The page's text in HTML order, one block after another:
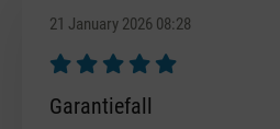
21 January 2026 08:28
Review with rating of 5 out of
Garantiefall